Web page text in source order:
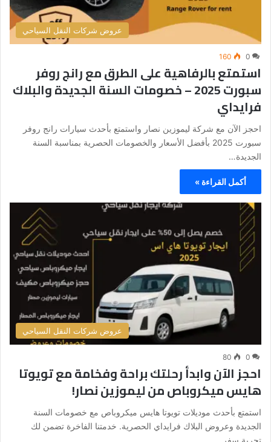
عروض شركات النقل السياحي
0
160
استمتع بالرفاهية على الطرق مع رانج روفر
سبورت 2025 – خصومات السنة الجديدة والبلاك
فرايداي
احجز الآن مع شركة ليموزين نصار واستمتع بأحدث سيارات رانج روفر
سبورت 2025 بأفضل الأسعار والخصومات الحصرية بمناسبة السنة
الجديدة…
أكمل القراءة »
عروض شركات النقل السياحي
0
80
احجز الآن وابدأ رحلتك براحة وفخامة مع تويوتا
هايس ميكروباص من ليموزين نصار!
استمتع بأحدث موديلات تويوتا هايس ميكروباص مع خصومات السنة
الجديدة وعروض البلاك فرايداي الحصرية. خدمتنا الفاخرة تضمن لك
تجربة سفر…